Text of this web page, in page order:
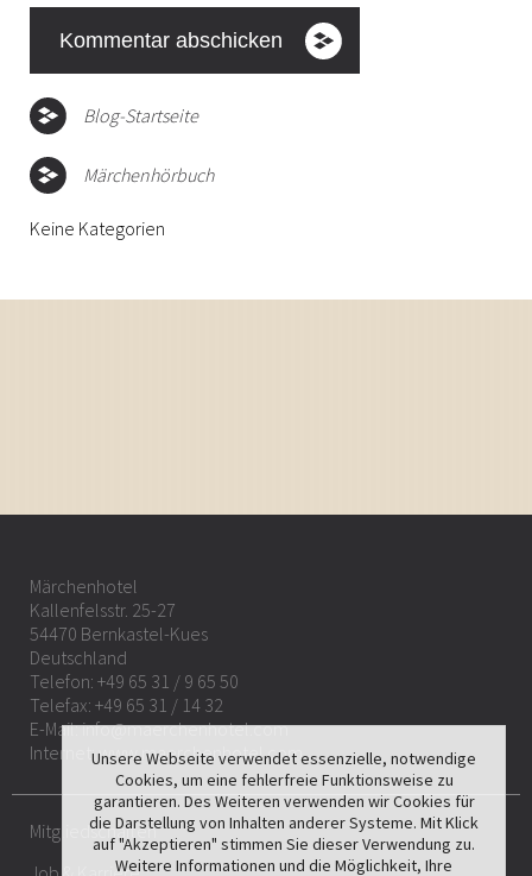
Blog-Startseite
Märchenhörbuch
Keine Kategorien
Märchenhotel
Kallenfelsstr. 25-27
54470 Bernkastel-Kues
Deutschland
Telefon: +49 65 31 / 9 65 50
Telefax: +49 65 31 / 14 32
E-Mail:info@maerchenhotel.com
Internet:www.maerchenhotel.com
Mitgliedschaften
Unsere Webseite verwendet essenzielle, notwendige
Cookies, um eine fehlerfreie Funktionsweise zu
garantieren. Des Weiteren verwenden wir Cookies für
die Darstellung von Inhalten anderer Systeme. Mit Klick
auf "Akzeptieren" stimmen Sie dieser Verwendung zu.
Weitere Informationen und die Möglichkeit, Ihre